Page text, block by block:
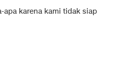
karena kami tidak siap